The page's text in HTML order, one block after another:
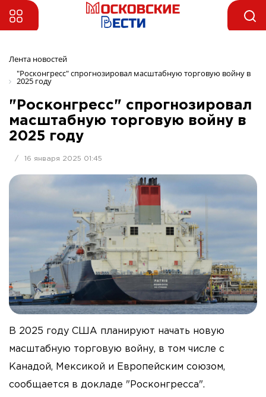
Лента новостей
"Росконгресс" спрогнозировал масштабную торговую войну в
2025 году
"Росконгресс" спрогнозировал
масштабную торговую войну в
2025 году
/ 16 января 2025 01:45
В 2025 году США планируют начать новую
масштабную торговую войну, в том числе с
Канадой, Мексикой и Европейским союзом,
сообщается в докладе "Росконгресса".